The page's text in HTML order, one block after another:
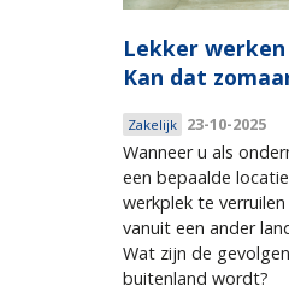
Lekker
Kan dat
Zakelijk 23-10-2025
Wanneer u als
een bepaalde
werkplek te
vanuit een ander
Wat zijn de
buitenland wordt?